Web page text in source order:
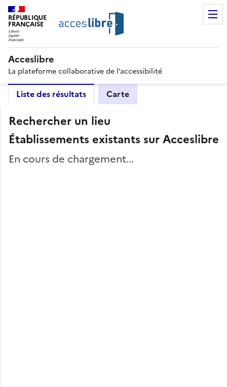
RÉPUBLIQUE
FRANÇAISE
Acceslibre
La plateforme collaborative de l’accessibilité
Liste des résultats Carte
Rechercher un lieu
Établissements existants sur Acceslibre
En cours de chargement...